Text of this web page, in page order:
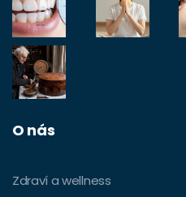
O nás
Zdraví a wellness